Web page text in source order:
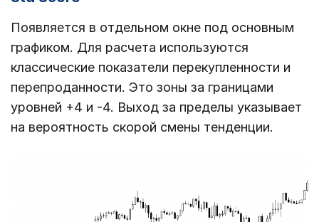
Появляется в отдельном окне под основным
графиком. Для расчета используются
классические показатели перекупленности и
перепроданности. Это зоны за границами
уровней +4 и -4. Выход за пределы указывает
на вероятность скорой смены тенденции.